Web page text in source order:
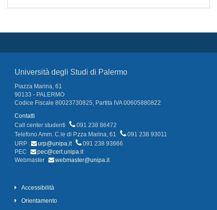
Università degli Studi di Palermo
Piazza Marina, 61
90133 - PALERMO
Codice Fiscale 80023730825, Partita IVA 00605880822
Contatti
Call center studenti
091 238 86472
Telefono Amm. C.le di P.zza Marina, 61
091 238 93011
URP
urp@unipa.it
091 238 93666
PEC
pec@cert.unipa.it
Webmaster
webmaster@unipa.it
Accessibilità
Orientamento